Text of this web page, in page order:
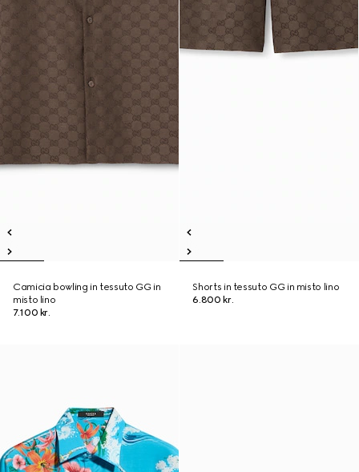
Camicia bowling in tessuto GG in
misto lino
7.100 kr.
Shorts in tessuto GG in misto lino
6.800 kr.